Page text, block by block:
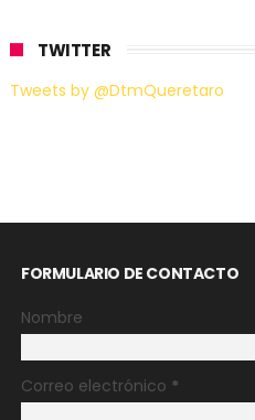
TWITTER
Tweets by @DtmQueretaro
FORMULARIO DE CONTACTO
Nombre
Correo electrónico *